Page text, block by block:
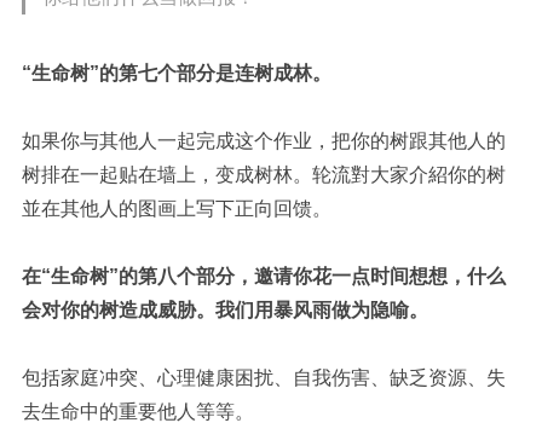
“生命树”的第七个部分是连树成林。
如果你与其他人一起完成这个作业，把你的树跟其他人的
树排在一起贴在墙上，变成树林。轮流對大家介紹你的树
並在其他人的图画上写下正向回馈。
在“生命树”的第八个部分，邀请你花一点时间想想，什么
会对你的树造成威胁。我们用暴风雨做为隐喻。
包括家庭冲突、心理健康困扰、自我伤害、缺乏资源、失
去生命中的重要他人等等。